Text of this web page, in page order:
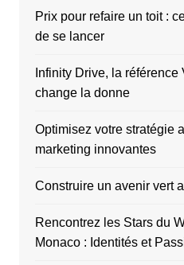
Prix pour refaire un toit :
de se lancer
Infinity Drive, la
change la donne
Optimisez votre stratégie
marketing innovantes
Construire un avenir vert
Rencontrez les Stars du
Monaco : Identités et